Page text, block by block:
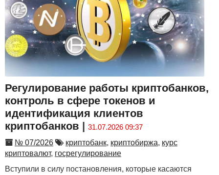
Регулирование работы криптобанков,
контроль в сфере токенов и
идентификация клиентов
криптобанков | 31.07.2026 09:37
№ 07/2026
криптобанк, криптобиржа, курс
криптовалют, госрегулирование
Вступили в силу постановления, которые касаются